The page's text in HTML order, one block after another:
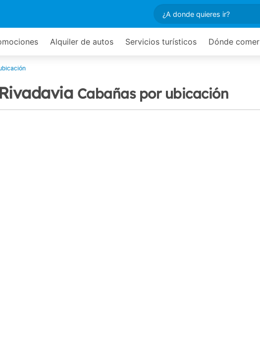
Alquiler de autos Servicios turísticos Dónde comer
Cabañas por ubicación